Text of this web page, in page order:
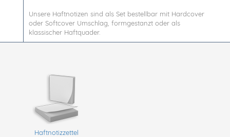
Unsere Haftnotizen sind als Set bestellbar mit Hardcover
oder Softcover Umschlag, formgestanzt oder als
klassischer Haftquader.
Haftnotizzettel